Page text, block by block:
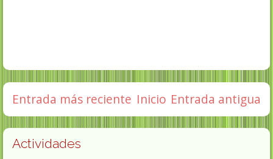
Entrada más reciente Entrada antigua
Inicio
Actividades